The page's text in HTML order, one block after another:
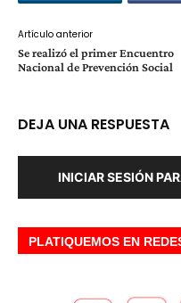
Artículo anterior
Se realizó el primer Encuentro
Nacional de Prevención Social
DEJA UNA RESPUESTA
INICIAR SESIÓN
PLATIQUEMOS EN